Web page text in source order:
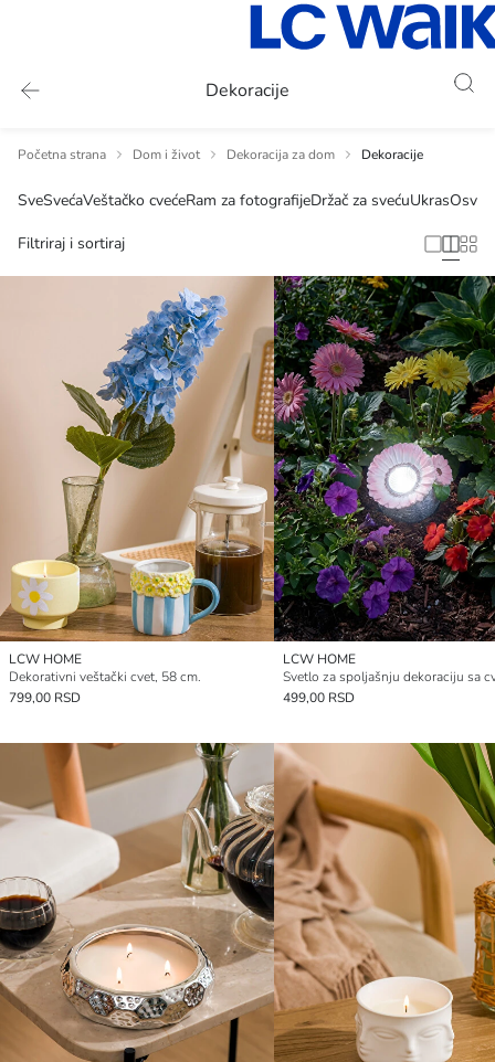
Dekoracije
Početna strana Dom i život Dekoracija za dom Dekoracije
SveSvećaVeštačko cvećeRam za fotografijeDržač za svećuUkras
Filtriraj i sortiraj
LCW HOME
Dekorativni veštački cvet, 58 cm.
799,00 RSD
LCW HOME
499,00 RSD